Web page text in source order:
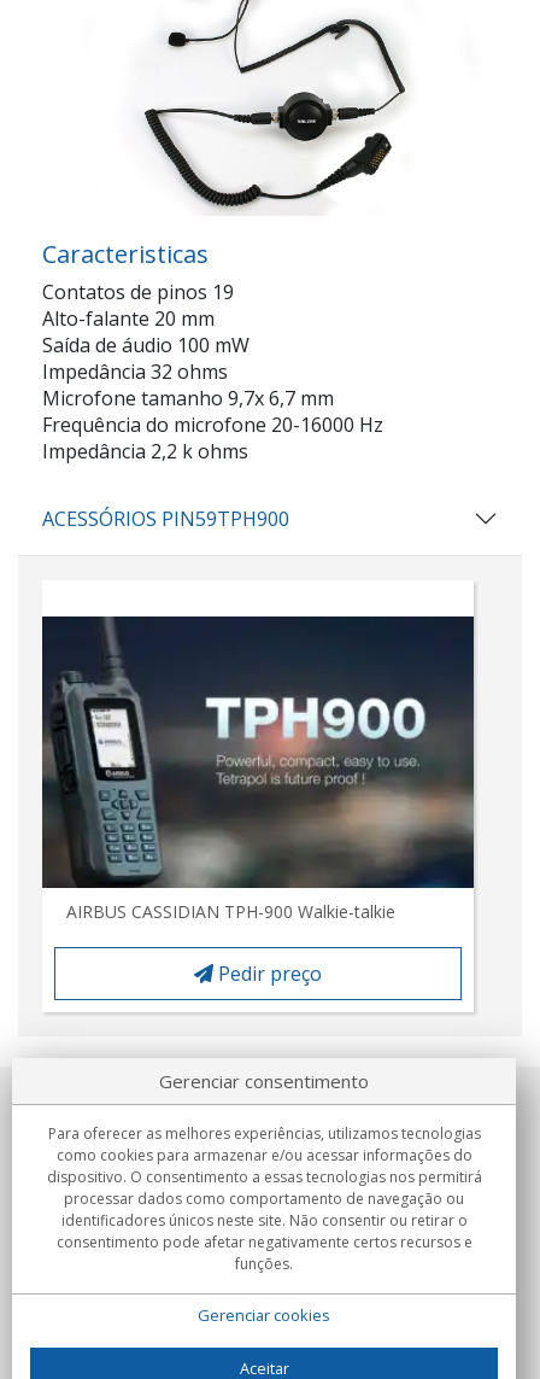
Caracteristicas
Contatos de pinos 19
Alto-falante 20 mm
Saída de áudio 100 mW
Impedância 32 ohms
Microfone tamanho 9,7x 6,7 mm
Frequência do microfone 20-16000 Hz
Impedância 2,2 k ohms
ACESSÓRIOS PIN59TPH900
AIRBUS CASSIDIAN TPH-900 Walkie-talkie
Pedir preço
Sobre nosotros
Compromissos
Compras
Gerenciar consentimento
Para oferecer as melhores experiências, utilizamos tecnologias
como cookies para armazenar e/ou acessar informações do
dispositivo. O consentimento a essas tecnologias nos permitirá
processar dados como comportamento de navegação ou
identificadores únicos neste site. Não consentir ou retirar o
consentimento pode afetar negativamente certos recursos e
funções.
Gerenciar cookies
Aceitar